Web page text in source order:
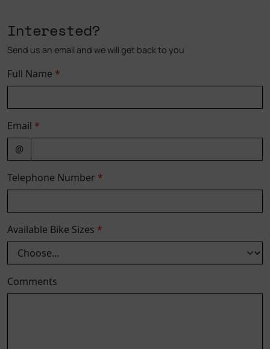
Interested?
Send us an email and we will get back to you
Full Name *
Email *
@
Telephone Number *
Available Bike Sizes *
Comments